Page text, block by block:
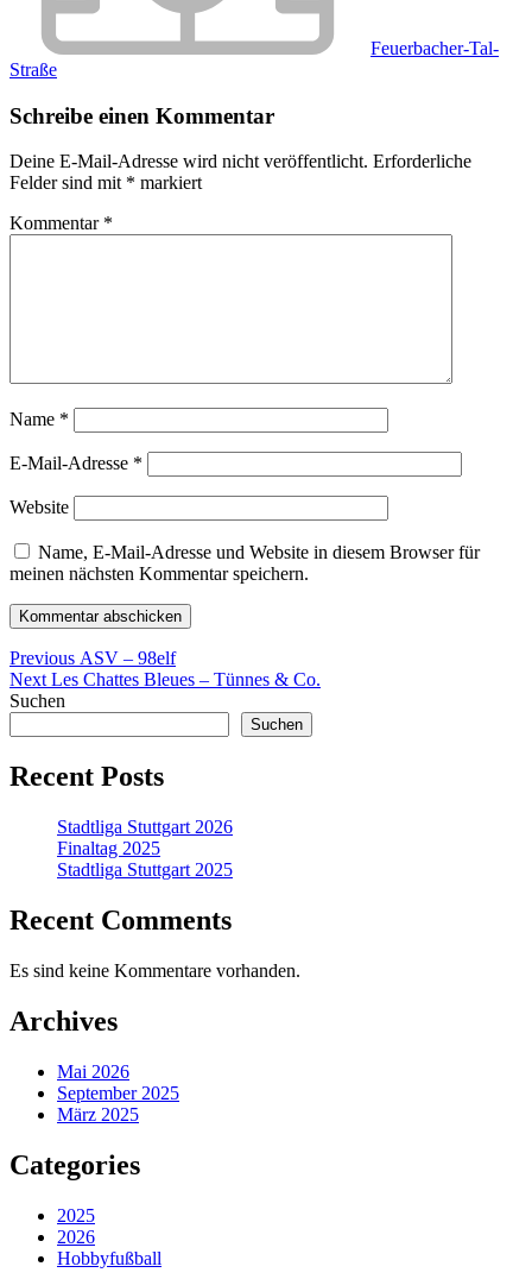
Feuerbacher-Tal-
Straße
Schreibe einen Kommentar
Deine E-Mail-Adresse wird nicht veröffentlicht. Erforderliche
Felder sind mit * markiert
Kommentar *
Name *
E-Mail-Adresse *
Website
Name, E-Mail-Adresse und Website in diesem Browser für
meinen nächsten Kommentar speichern.
Beitragsnavigation
Previous Previous
post:
ASV – 98elf
Next Next
post:
Les Chattes Bleues – Tünnes & Co.
Suchen
Suchen
Recent Posts
Stadtliga Stuttgart 2026
Finaltag 2025
Stadtliga Stuttgart 2025
Recent Comments
Es sind keine Kommentare vorhanden.
Archives
Mai 2026
September 2025
März 2025
Categories
2025
2026
Hobbyfußball